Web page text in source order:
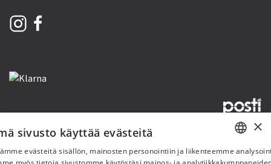
Copyright © 2019 This site is Licensed to 377 Sport AB TietosuojakäytäntöEvästeet
×
sivusto käyttää evästeitä
evästeitä sisällön, mainosten personointiin ja liikenteemme